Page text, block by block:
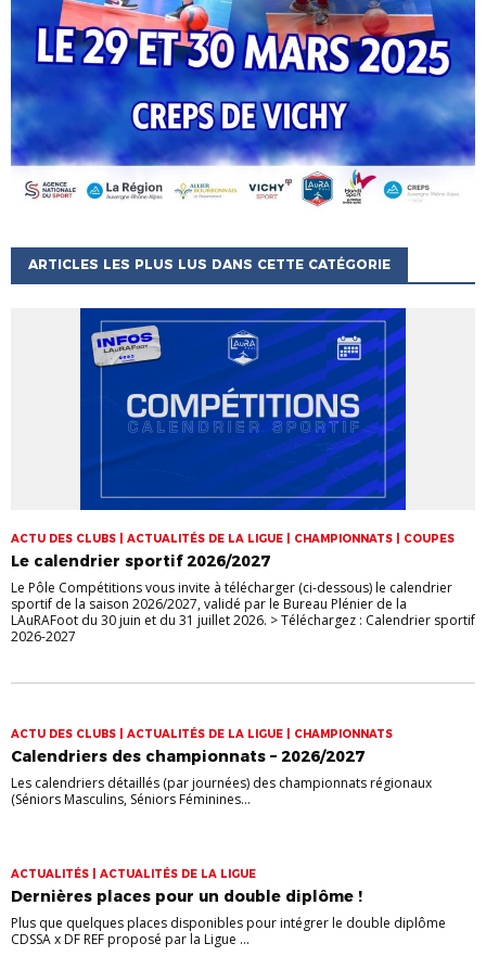
ARTICLES LES PLUS LUS DANS CETTE CATÉGORIE
ACTU DES CLUBS | ACTUALITÉS DE LA LIGUE | CHAMPIONNATS | COUPES
Le calendrier sportif 2026/2027
Le Pôle Compétitions vous invite à télécharger (ci-dessous) le calendrier
sportif de la saison 2026/2027, validé par le Bureau Plénier de la
LAuRAFoot du 30 juin et du 31 juillet 2026. > Téléchargez : Calendrier sportif
2026-2027
ACTU DES CLUBS | ACTUALITÉS DE LA LIGUE | CHAMPIONNATS
Calendriers des championnats – 2026/2027
Les calendriers détaillés (par journées) des championnats régionaux
(Séniors Masculins, Séniors Féminines...
ACTUALITÉS | ACTUALITÉS DE LA LIGUE
Dernières places pour un double diplôme !
Plus que quelques places disponibles pour intégrer le double diplôme
CDSSA x DF REF proposé par la Ligue ...